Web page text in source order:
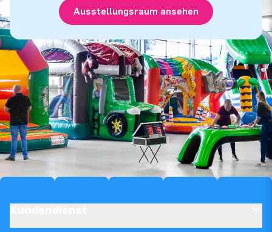
Ausstellungsraum ansehen